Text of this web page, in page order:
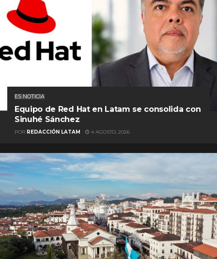
ES NOTICIA
Equipo de Red Hat en Latam se consolida con
Sinuhé Sánchez
POR REDACCIÓN LATAM 4 AGOSTO, 2026